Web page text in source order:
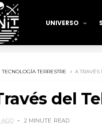
UNIVERSO
TECNOLOGÍA TERRESTRE A TRAVÉS
del
AGO 2 MINUTE READ